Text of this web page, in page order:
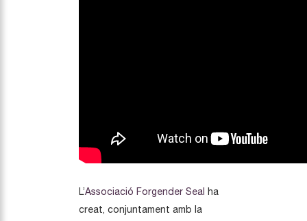
L’Associació Forgender Seal ha
creat, conjuntament amb la